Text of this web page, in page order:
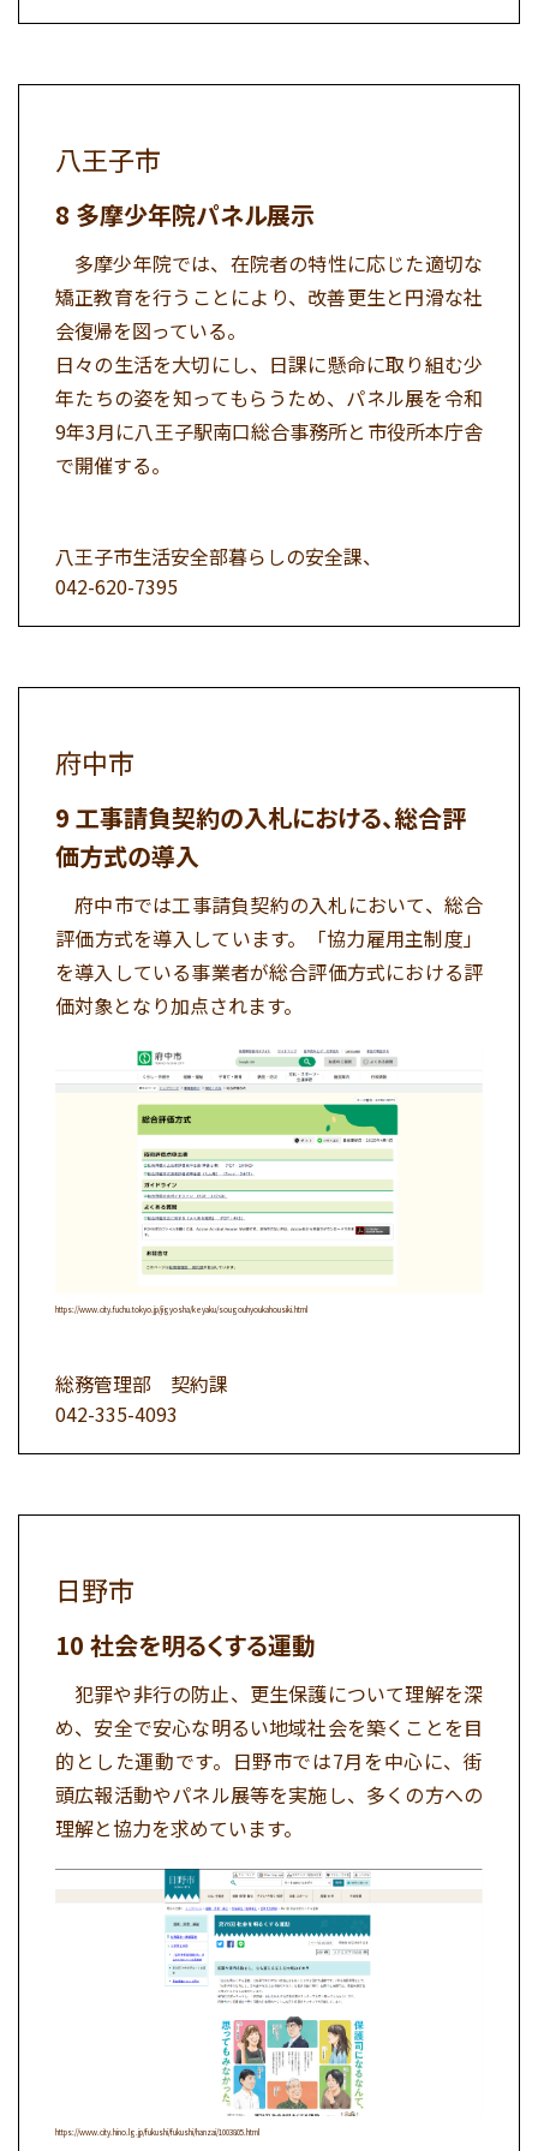
八王子市
多摩少年院パネル展示
多摩少年院では、在院者の特性に応じた適切な
矯正教育を行うことにより、改善更生と円滑な社
会復帰を図っている。
日々の生活を大切にし、日課に懸命に取り組む少
年たちの姿を知ってもらうため、パネル展を令和
9年3月に八王子駅南口総合事務所と市役所本庁舎
で開催する。
八王子市生活安全部暮らしの安全課、
042-620-7395
府中市
工事請負契約の入札における、総合評
価方式の導入
府中市では工事請負契約の入札において、総合
評価方式を導入しています。「協力雇用主制度」
を導入している事業者が総合評価方式における評
価対象となり加点されます。
https://www.city.fuchu.tokyo.jp/jigyosha/keyaku/sougouhyoukahousiki.html
総務管理部 契約課
042-335-4093
日野市
社会を明るくする運動
犯罪や非行の防止、更生保護について理解を深
め、安全で安心な明るい地域社会を築くことを目
的とした運動です。日野市では7月を中心に、街
頭広報活動やパネル展等を実施し、多くの方への
理解と協力を求めています。
https://www.city.hino.lg.jp/fukushi/fukushi/hanzai/1003805.html